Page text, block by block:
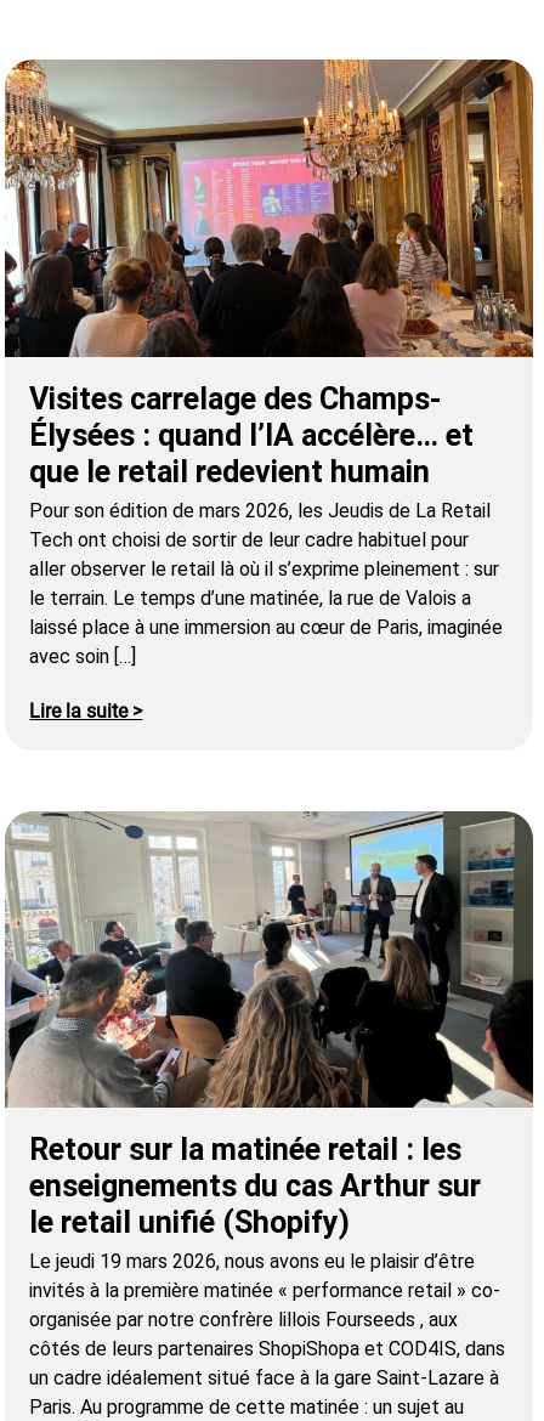
Visites carrelage des Champs-
Élysées : quand l’IA accélère… et
que le retail redevient humain
Pour son édition de mars 2026, les Jeudis de La Retail
Tech ont choisi de sortir de leur cadre habituel pour
aller observer le retail là où il s’exprime pleinement : sur
le terrain. Le temps d’une matinée, la rue de Valois a
laissé place à une immersion au cœur de Paris, imaginée
avec soin […]
Lire la suite >
Retour sur la matinée retail : les
enseignements du cas Arthur sur
le retail unifié (Shopify)
Le jeudi 19 mars 2026, nous avons eu le plaisir d’être
invités à la première matinée « performance retail » co-
organisée par notre confrère lillois Fourseeds , aux
côtés de leurs partenaires ShopiShopa et COD4IS, dans
un cadre idéalement situé face à la gare Saint-Lazare à
Paris. Au programme de cette matinée : un sujet au